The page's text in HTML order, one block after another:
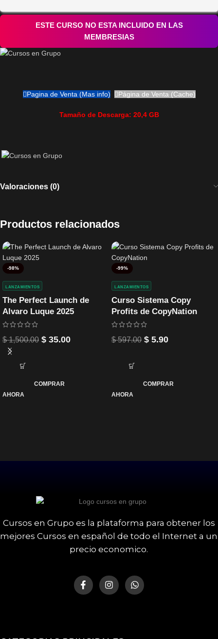
ESTE CURSO NO ESTA INCLUIDO EN LAS
MEMBRESIAS
Pagina de Venta (Mas info) Página de Venta (Cache)
Tamaño de Descarga: 20,4 GB
Valoraciones (0)
Productos relacionados
-98%
The Perfect Launch de
Alvaro Luque 2025
LANZAMIENTOS
$1,500.00 $ 35.00
COMPRAR
AHORA
-99%
Curso Sistema Copy
Profits de CopyNation
LANZAMIENTOS
$597.00 $ 5.90
COMPRAR
AHORA
Cursos en Grupo es la plataforma para obtener los
mejores Cursos en español de todo el Internet a un
precio economico.